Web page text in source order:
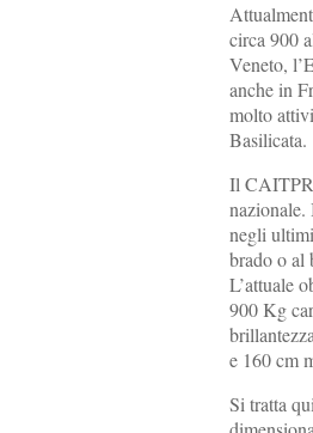
circa 900
Veneto,
anche in
molto
Basilicata.
Il CAITPR
nazionale.
negli
brado o al
L’attuale
900 Kg
e 160 cm
Si tratta